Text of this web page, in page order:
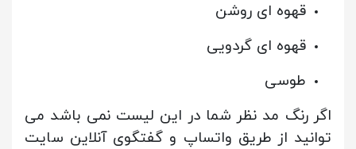
قهوه ای روشن
قهوه ای گردویی
طوسی
اگر رنگ مد نظر شما در این لیست نمی باشد می
توانید از طریق واتساپ و گفتگوی آنلاین سایت